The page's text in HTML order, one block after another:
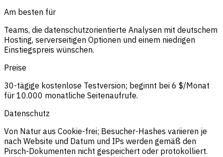
Am besten für
Teams, die datenschutzorientierte Analysen mit deutschem
Hosting, serverseitigen Optionen und einem niedrigen
Einstiegspreis wünschen.
Preise
30-tägige kostenlose Testversion; beginnt bei 6 $/Monat
für 10.000 monatliche Seitenaufrufe.
Datenschutz
Von Natur aus Cookie-frei; Besucher-Hashes variieren je
nach Website und Datum und IPs werden gemäß den
Pirsch-Dokumenten nicht gespeichert oder protokolliert.